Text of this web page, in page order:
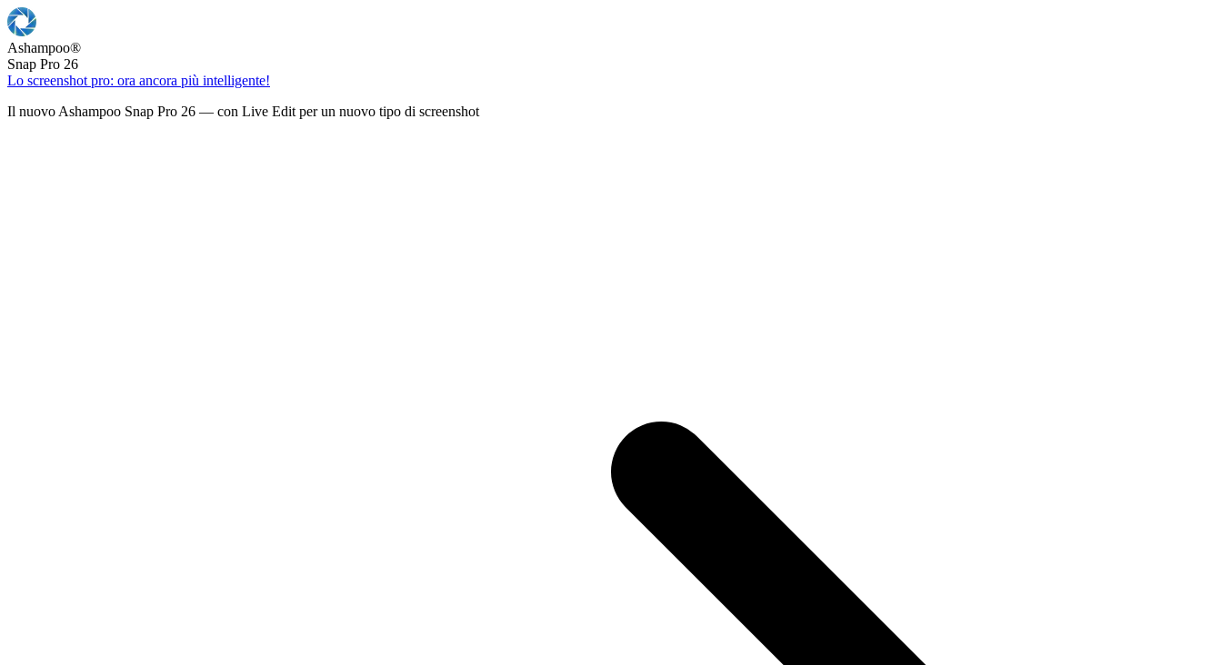
Ashampoo®
Snap Pro 26
Lo screenshot pro: ora ancora più intelligente!
Il nuovo Ashampoo Snap Pro 26 — con Live Edit per un nuovo tipo di screenshot